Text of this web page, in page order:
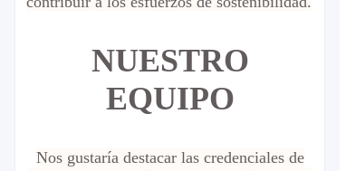
NUESTRO
EQUIPO
Nos gustaría destacar las credenciales de